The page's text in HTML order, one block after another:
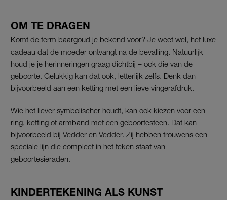
OM TE DRAGEN
Komt de term baargoud je bekend voor? Je weet wel, het luxe
cadeau dat de moeder ontvangt na de bevalling. Natuurlijk
houd je je herinneringen graag dichtbij – ook die van de
geboorte. Gelukkig kan dat ook, letterlijk zelfs. Denk dan
bijvoorbeeld aan een ketting met een lieve vingerafdruk.
Wie het liever symbolischer houdt, kan ook kiezen voor een
ring, ketting of armband met een geboortesteen. Dat kan
bijvoorbeeld bij Vedder en Vedder. Zij hebben trouwens een
speciale lijn die compleet in het teken staat van
geboortesieraden.
KINDERTEKENING ALS KUNST